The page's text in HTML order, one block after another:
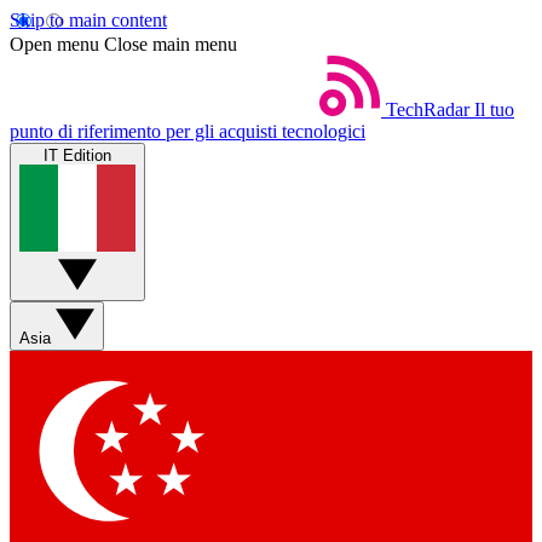
Skip to main content
Open menu Close main menu
TechRadar Il tuo
punto di riferimento per gli acquisti tecnologici
IT Edition
Asia